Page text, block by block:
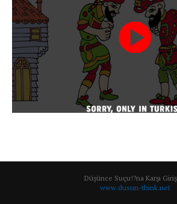
Düşünce Suçu!?na Karşı
www.dusun-think.net